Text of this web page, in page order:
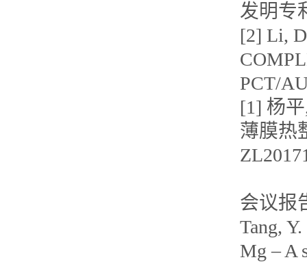
发明专
[2] Li,
PCT/
[1] 杨
薄膜热
会议报
Tang,
Mg – A